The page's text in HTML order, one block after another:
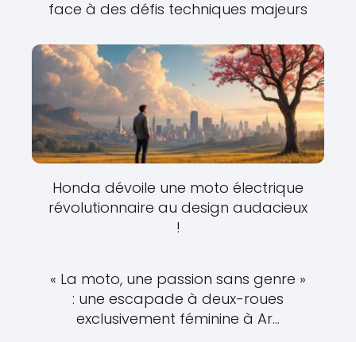
face à des défis techniques majeurs
Honda dévoile une moto électrique
révolutionnaire au design audacieux
!
« La moto, une passion sans genre »
: une escapade à deux-roues
exclusivement féminine à Ar...